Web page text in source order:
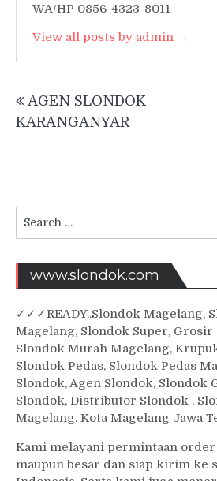
WA/HP 0856-4323-8011
View all posts by admin →
navigation
AGEN SLONDOK
KARANGANYAR
Search
for:
www.slondok.com
✓ ✓✓READY..Slondok Magelang,
Magelang, Slondok Super,
Slondok Murah Magelang,
Slondok Pedas, Slondok Pedas
Slondok, Agen Slondok, Slondok
Slondok, Distributor Slondok ,
Magelang. Kota Magelang Jawa
Kami melayani permintaan
maupun besar dan siap kirim ke